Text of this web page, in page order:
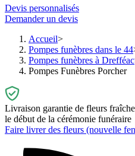
Devis personnalisés
Demander un devis
Accueil
Pompes funèbres dans le 44
Pompes funèbres à Drefféac
Pompes Funèbres Porcher
Livraison garantie de fleurs
le début de la cérémonie funéraire
Faire livrer des fleurs (nouvelle